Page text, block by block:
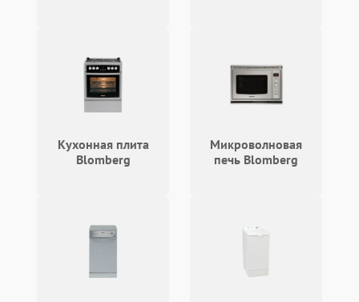
Проблемы с системой
автоматической
разморозки
Подробнее →
Кухонная плита
Blomberg
Микроволновая
печь Blomberg